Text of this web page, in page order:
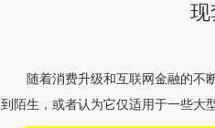
现
随着消费升级和互联网金融的不
到陌生，或者认为它仅适用于一些大